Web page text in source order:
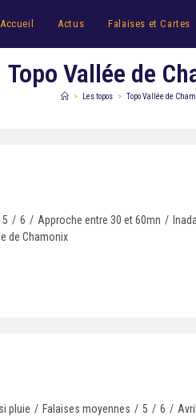
Accueil Actus Falaises et Cartes
Topo Vallée de
> Les topos > Topo Vallée de
5 / 6 / Approche entre 30 et 60mn /
de Chamonix
pluie / Falaises moyennes / 5 / 6 / Avril